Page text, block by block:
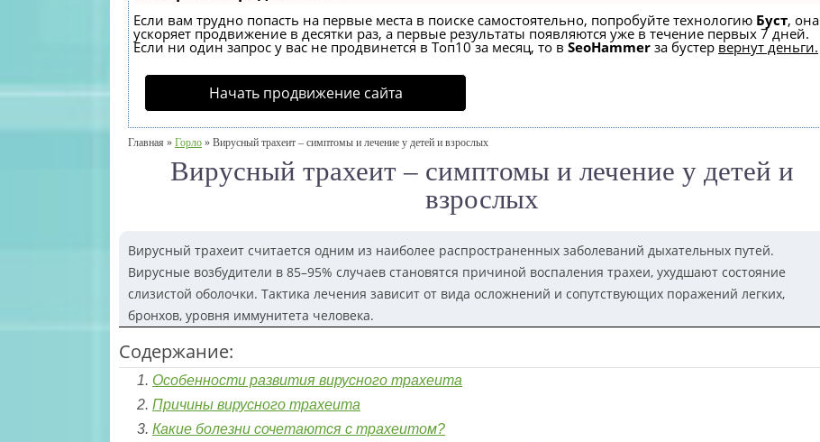
Если вам трудно попасть на первые места в поиске самостоятельно, попробуйте технологию Буст, она
ускоряет продвижение в десятки раз, а первые результаты появляются уже в течение первых 7 дней.
Если ни один запрос у вас не продвинется в Топ10 за месяц, то в SeoHammer за бустер вернут деньги.
Начать продвижение сайта
Главная » Горло » Вирусный трахеит – симптомы и лечение у детей и взрослых
Вирусный трахеит – симптомы и лечение у детей и
взрослых
Вирусный трахеит считается одним из наиболее распространенных заболеваний дыхательных путей.
Вирусные возбудители в 85–95% случаев становятся причиной воспаления трахеи, ухудшают состояние
слизистой оболочки. Тактика лечения зависит от вида осложнений и сопутствующих поражений легких,
бронхов, уровня иммунитета человека.
Содержание:
Особенности развития вирусного трахеита
Причины вирусного трахеита
Какие болезни сочетаются с трахеитом?